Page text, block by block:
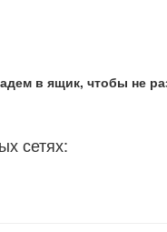
в ящик, чтобы не
сетях: